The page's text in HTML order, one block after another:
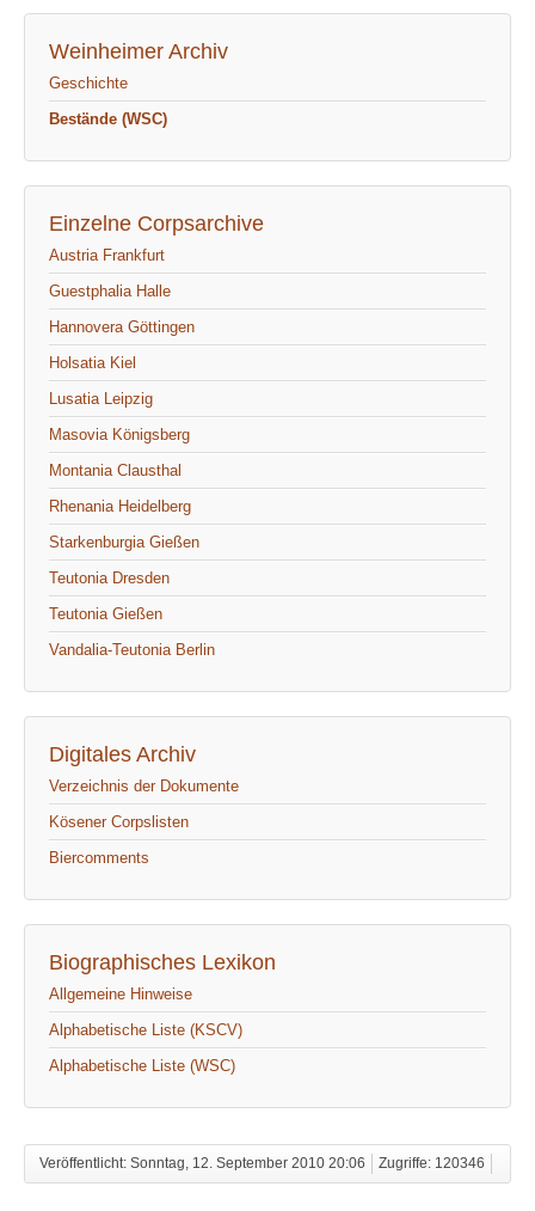
Weinheimer Archiv
Geschichte
Bestände (WSC)
Einzelne Corpsarchive
Austria Frankfurt
Guestphalia Halle
Hannovera Göttingen
Holsatia Kiel
Lusatia Leipzig
Masovia Königsberg
Montania Clausthal
Rhenania Heidelberg
Starkenburgia Gießen
Teutonia Dresden
Teutonia Gießen
Vandalia-Teutonia Berlin
Digitales Archiv
Verzeichnis der Dokumente
Kösener Corpslisten
Biercomments
Biographisches Lexikon
Allgemeine Hinweise
Alphabetische Liste (KSCV)
Alphabetische Liste (WSC)
Veröffentlicht: Sonntag, 12. September 2010 20:06 Zugriffe: 120346